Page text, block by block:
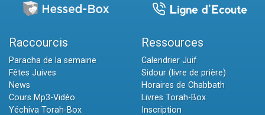
Raccourcis
Paracha de la semaine
Fêtes Juives
News
Cours Mp3-Vidéo
Yéchiva Torah-Box
Ressources
Calendrier Juif
Sidour (livre de prière)
Horaires de Chabbath
Livres Torah-Box
Inscription